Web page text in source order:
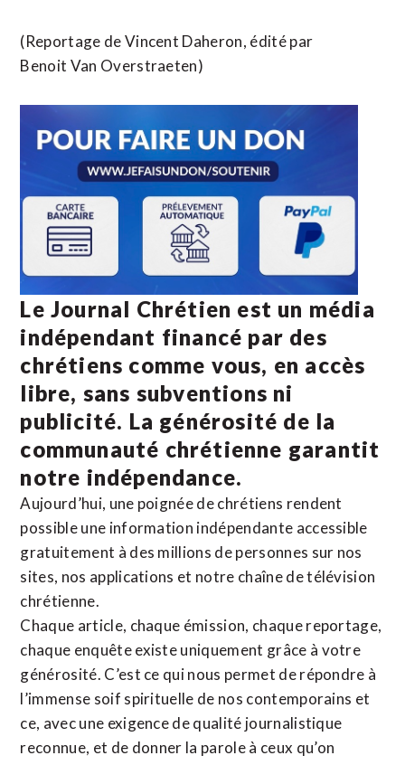
(Reportage de Vincent Daheron, édité par
Benoit Van Overstraeten)
Le Journal Chrétien est un média
indépendant financé par des
chrétiens comme vous, en accès
libre, sans subventions ni
publicité. La générosité de la
communauté chrétienne garantit
notre indépendance.
Aujourd’hui, une poignée de chrétiens rendent
possible une information indépendante accessible
gratuitement à des millions de personnes sur nos
sites, nos applications et notre chaîne de télévision
chrétienne.
Chaque article, chaque émission, chaque reportage,
chaque enquête existe uniquement grâce à votre
générosité. C’est ce qui nous permet de répondre à
l’immense soif spirituelle de nos contemporains et
ce, avec une exigence de qualité journalistique
reconnue, et de donner la parole à ceux qu’on